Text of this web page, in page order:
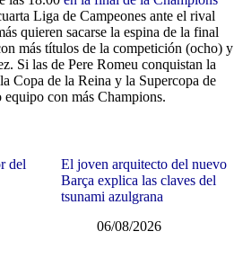
Liga de Campeones ante el rival
quieren sacarse la espina de la final
más títulos de la competición (ocho) y
Si las de Pere Romeu conquistan la
Copa de la Reina y la Supercopa de
con más Champions.
del
El joven arquitecto del nuevo
Barça explica las claves del
tsunami azulgrana
06/08/2026